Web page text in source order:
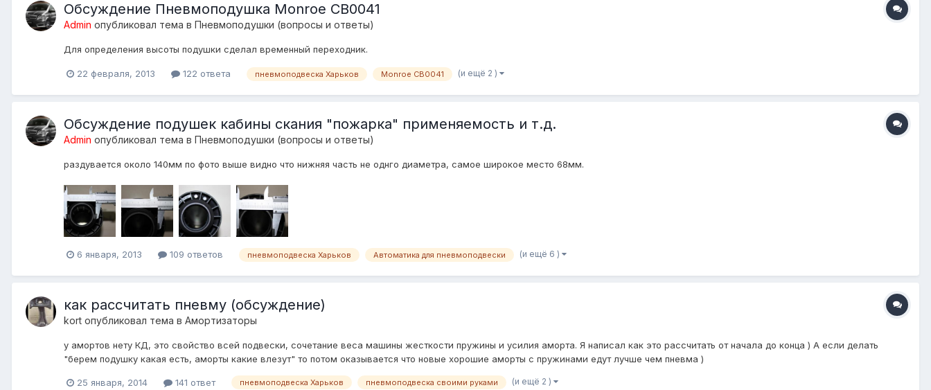
Обсуждение Пневмоподушка Monroe CB0041
Admin опубликовал тема в Пневмоподушки (вопросы и ответы)
Для определения высоты подушки сделал временный переходник.
22 февраля, 2013 122 ответа пневмоподвеска Харьков Monroe CB0041 (и ещё 2 )
Обсуждение подушек кабины скания "пожарка" применяемость и т.д.
Admin опубликовал тема в Пневмоподушки (вопросы и ответы)
раздувается около 140мм по фото выше видно что нижняя часть не однго диаметра, самое широкое место 68мм.
6 января, 2013 109 ответов пневмоподвеска Харьков Автоматика для пневмоподвески (и ещё 6 )
как рассчитать пневму (обсуждение)
kort опубликовал тема в Амортизаторы
у амортов нету КД, это свойство всей подвески, сочетание веса машины жесткости пружины и усилия аморта. Я написал как это рассчитать от начала до конца ) А если делать
"берем подушку какая есть, аморты какие влезут" то потом оказывается что новые хорошие аморты с пружинами едут лучше чем пневма )
25 января, 2014 141 ответ пневмоподвеска Харьков пневмоподвеска своими руками (и ещё 2 )